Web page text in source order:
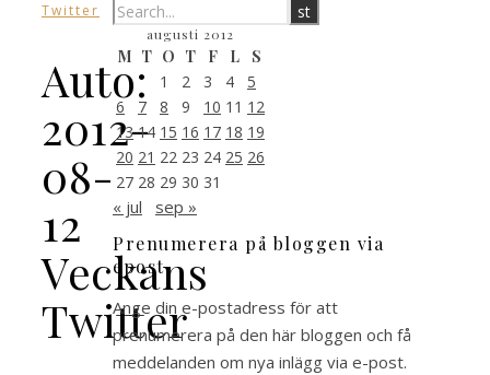
Twitter
Auto:
2012-
08-
12
Veckans
Twitter
augusti 2012
M T O T F L
S
1
2 3 4
5
6
7 8 9 10 11 12
13 14 15 16 17 18 19
20 21 22 23 24 25 26
27 28 29 30 31
« jul sep »
Prenumerera på bloggen via
epost
Ange din e-postadress för att
prenumerera på den här bloggen och få
meddelanden om nya inlägg via e-post.